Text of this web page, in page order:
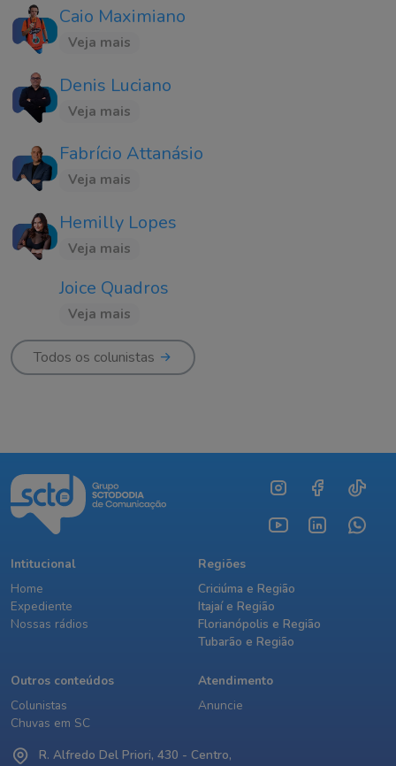
Caio Maximiano
Veja mais
Denis Luciano
Veja mais
Fabrício Attanásio
Veja mais
Hemilly Lopes
Veja mais
Joice Quadros
Veja mais
Todos os colunistas
Intitucional
Home
Expediente
Nossas rádios
Regiões
Criciúma e Região
Itajaí e Região
Florianópolis e Região
Tubarão e Região
Outros conteúdos
Colunistas
Chuvas em SC
Atendimento
Anuncie
R. Alfredo Del Priori, 430 - Centro,